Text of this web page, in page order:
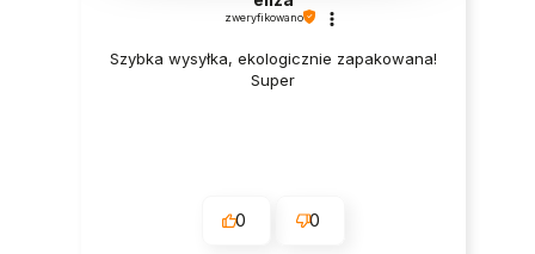
zweryfikowano
Szybka wysyłka, ekologicznie zapakowana!
Super
0 0